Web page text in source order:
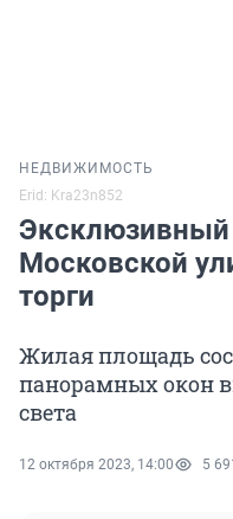
НЕДВИЖИМОСТЬ
Erid: Kra23n852
Эксклюзивный
Московской
торги
Жилая площадь
панорамных окон
света
12 октября 2023, 14:00 5 691